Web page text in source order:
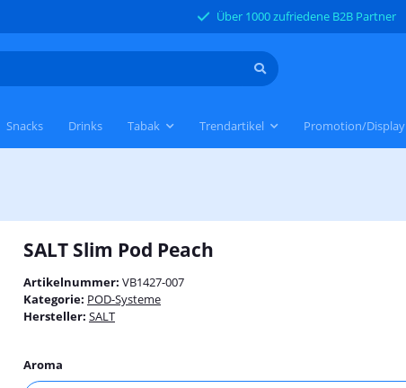
Über 1000 zufriedene B2B Partner
Snacks Drinks Tabak Trendartikel Promotion/Display
SALT Slim Pod Peach
Artikelnummer: VB1427-007
Kategorie: POD-Systeme
Hersteller: SALT
Aroma